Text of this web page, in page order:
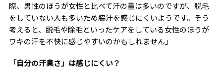
際、男性のほうが女性と比べて汗の量は多いのですが、脱毛
をしていない人も多いため脇汗を感じにくいようです。そう
考えると、脱毛や除毛といったケアをしている女性のほうが
ワキの汗を不快に感じやすいのかもしれません」
「自分の汗臭さ」は感じにくい？